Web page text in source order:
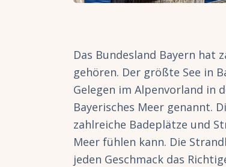
Das Bundesland Bayern hat
gehören. Der größte See in
Gelegen im Alpenvorland in
Bayerisches Meer genannt.
zahlreiche Badeplätze und
Meer fühlen kann. Die
jeden Geschmack das